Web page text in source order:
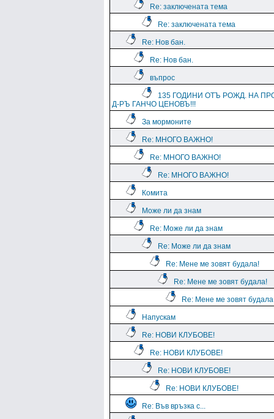
Re: заключената тема
Re: заключената тема
Re: Нов бан.
Re: Нов бан.
въпрос
135 ГОДИНИ ОТЪ РОЖД. НА
Д-РЪ ГАНЧО ЦЕНОВЪ!!!
За мормоните
Re: МНОГО ВАЖНО!
Re: МНОГО ВАЖНО!
Re: МНОГО ВАЖНО!
Комита
Може ли да знам
Re: Може ли да знам
Re: Може ли да знам
Re: Мене ме зовят будала!
Re: Мене ме зовят будала!
Re: Мене ме зовят
Напускам
Re: НОВИ КЛУБОВЕ!
Re: НОВИ КЛУБОВЕ!
Re: НОВИ КЛУБОВЕ!
Re: НОВИ КЛУБОВЕ!
Re: Във връзка с...